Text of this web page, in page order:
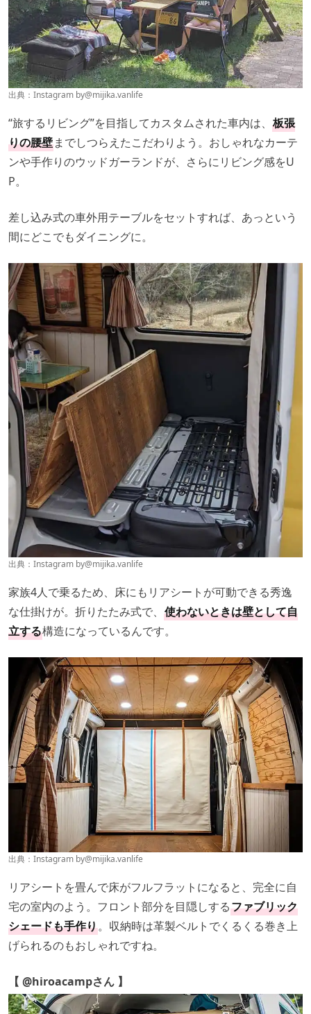
出典：Instagram by@mijika.vanlife
“旅するリビング”を目指してカスタムされた車内は、 板張
りの腰壁までしつらえたこだわりよう。おしゃれなカーテ
ンや手作りのウッドガーランドが、さらにリビング感をU
P。
差し込み式の車外用テーブルをセットすれば、あっという
間にどこでもダイニングに。
出典：Instagram by@mijika.vanlife
家族4人で乗るため、床にもリアシートが可動できる秀逸
な仕掛けが。折りたたみ式で、 使わないときは壁として自
立する構造になっているんです。
出典：Instagram by@mijika.vanlife
リアシートを畳んで床がフルフラットになると、完全に自
宅の室内のよう。フロント部分を目隠しするファブリック
シェードも手作り。収納時は革製ベルトでくるくる巻き上
げられるのもおしゃれですね。
【 @hiroacampさん 】